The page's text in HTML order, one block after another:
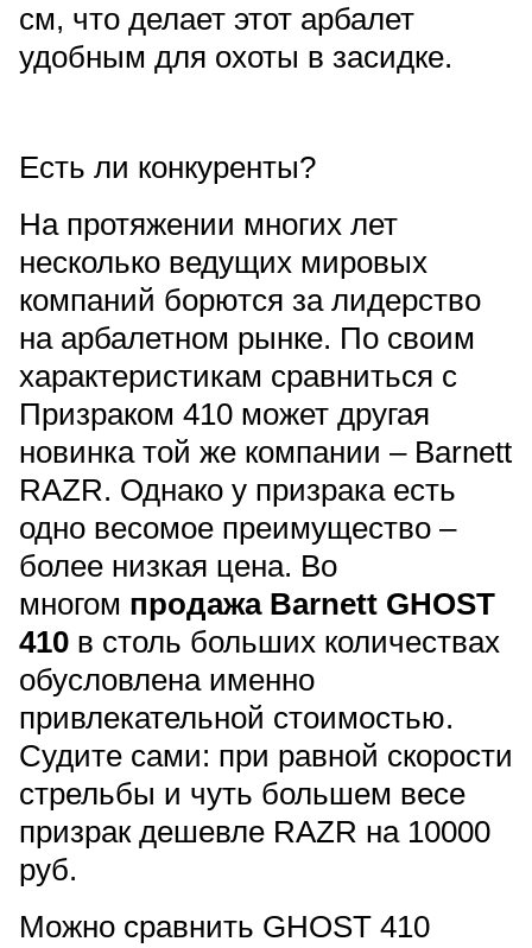
см, что делает этот арбалет
удобным для охоты в засидке.
Есть ли конкуренты?
На протяжении многих лет
несколько ведущих мировых
компаний борются за лидерство
на арбалетном рынке. По своим
характеристикам сравниться с
Призраком 410 может другая
новинка той же компании – Barnett
RAZR. Однако у призрака есть
одно весомое преимущество –
более низкая цена. Во
многом продажа Barnett GHOST
410 в столь больших количествах
обусловлена именно
привлекательной стоимостью.
Судите сами: при равной скорости
стрельбы и чуть большем весе
призрак дешевле RAZR на 10000
руб.
Можно сравнить GHOST 410